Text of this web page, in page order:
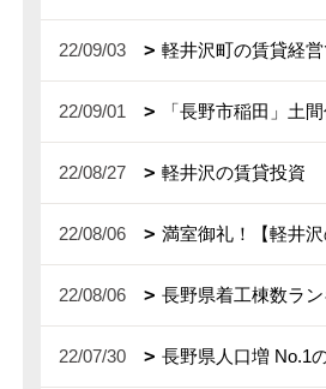
22/09/03 軽井沢町の賃貸経
22/09/01 「長野市稲田」土
22/08/27 軽井沢の賃貸投資
22/08/06 満室御礼！【軽井沢
22/08/06 長野県着工棟数ラン
22/07/30 長野県人口増 No.1